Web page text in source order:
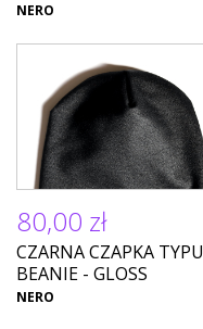
NERO
80,00 zł
CZARNA CZAPKA TYPU
BEANIE - GLOSS
NERO